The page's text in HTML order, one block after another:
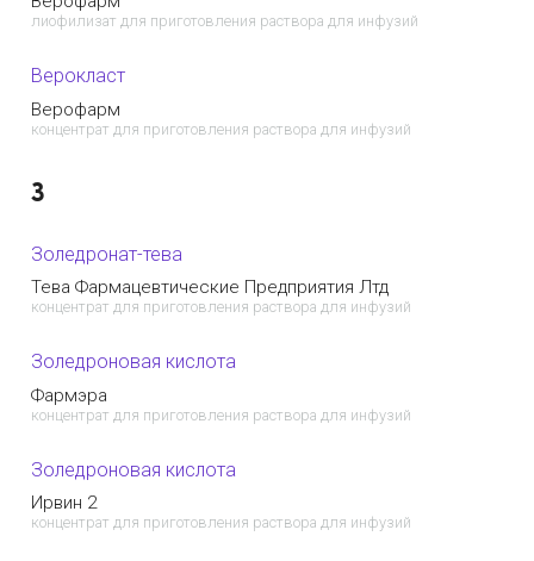
лиофилизат для приготовления раствора для инфузий
Верокласт
Верофарм
концентрат для приготовления раствора для инфузий
З
Золедронат-тева
Тева Фармацевтические Предприятия Лтд
концентрат для приготовления раствора для инфузий
Золедроновая кислота
Фармэра
концентрат для приготовления раствора для инфузий
Золедроновая кислота
Ирвин 2
концентрат для приготовления раствора для инфузий